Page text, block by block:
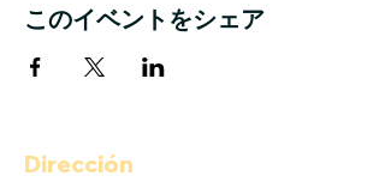
このイベントをシェア
Dirección